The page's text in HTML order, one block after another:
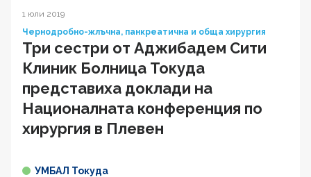
1 юли 2019
Чернодробно-жлъчна, панкреатична и обща хирургия
Три сестри от Аджибадем Сити
Клиник Болница Токуда
представиха доклади на
Националната конференция по
хирургия в Плевен
УМБАЛ Токуда